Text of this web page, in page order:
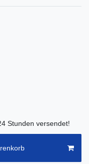
Stunden versendet!